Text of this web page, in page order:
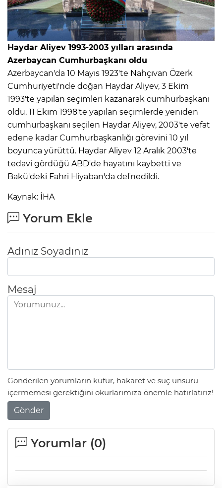
Haydar Aliyev 1993-2003 yılları arasında
Azerbaycan Cumhurbaşkanı oldu
Azerbaycan'da 10 Mayıs 1923'te Nahçıvan Özerk
Cumhuriyeti'nde doğan Haydar Aliyev, 3 Ekim
1993'te yapılan seçimleri kazanarak cumhurbaşkanı
oldu. 11 Ekim 1998'te yapılan seçimlerde yeniden
cumhurbaşkanı seçilen Haydar Aliyev, 2003'te vefat
edene kadar Cumhurbaşkanlığı görevini 10 yıl
boyunca yürüttü. Haydar Aliyev 12 Aralık 2003'te
tedavi gördüğü ABD'de hayatını kaybetti ve
Bakü'deki Fahri Hiyaban'da defnedildi.
Kaynak: İHA
Yorum Ekle
Adınız Soyadınız
Mesaj
Gönderilen yorumların küfür, hakaret ve suç unsuru
içermemesi gerektiğini okurlarımıza önemle hatırlatırız!
Gönder
Yorumlar (0)